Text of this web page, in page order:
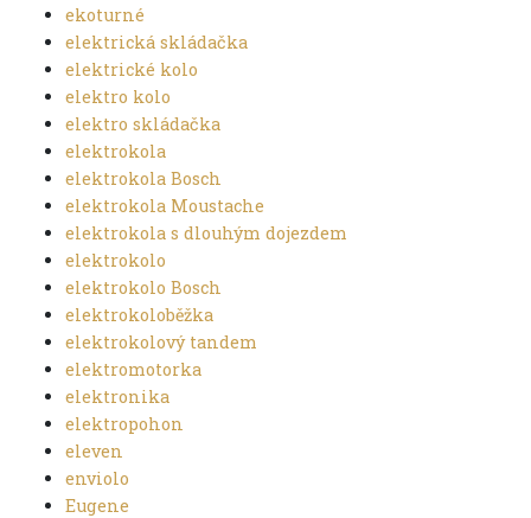
ekoturné
elektrická skládačka
elektrické kolo
elektro kolo
elektro skládačka
elektrokola
elektrokola Bosch
elektrokola Moustache
elektrokola s dlouhým dojezdem
elektrokolo
elektrokolo Bosch
elektrokoloběžka
elektrokolový tandem
elektromotorka
elektronika
elektropohon
eleven
enviolo
Eugene